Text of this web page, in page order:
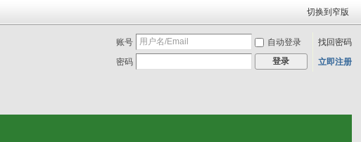
切换到窄版
账号 自动登录
找回密码
密码
登录 立即注册